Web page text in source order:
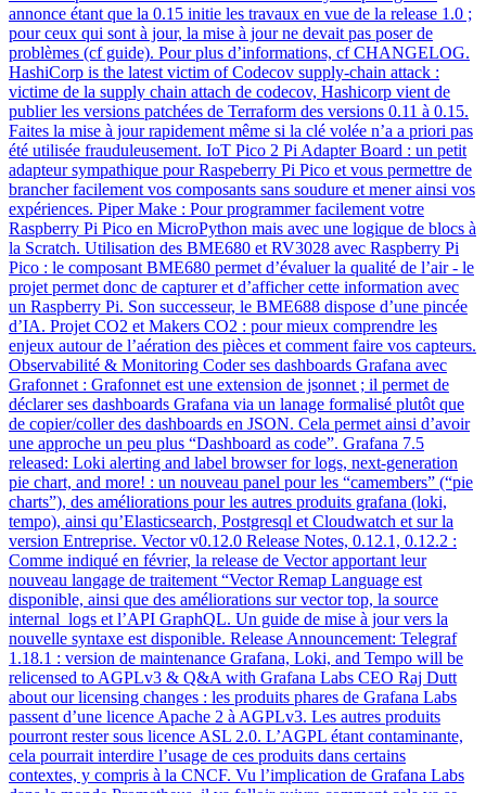
annonce étant que la 0.15 initie les travaux en vue de la release 1.0 ;
pour ceux qui sont à jour, la mise à jour ne devait pas poser de
problèmes (cf guide). Pour plus d’informations, cf CHANGELOG.
HashiCorp is the latest victim of Codecov supply-chain attack :
victime de la supply chain attach de codecov, Hashicorp vient de
publier les versions patchées de Terraform des versions 0.11 à 0.15.
Faites la mise à jour rapidement même si la clé volée n’a a priori pas
été utilisée frauduleusement. IoT Pico 2 Pi Adapter Board : un petit
adapteur sympathique pour Raspeberry Pi Pico et vous permettre de
brancher facilement vos composants sans soudure et mener ainsi vos
expériences. Piper Make : Pour programmer facilement votre
Raspberry Pi Pico en MicroPython mais avec une logique de blocs à
la Scratch. Utilisation des BME680 et RV3028 avec Raspberry Pi
Pico : le composant BME680 permet d’évaluer la qualité de l’air - le
projet permet donc de capturer et d’afficher cette information avec
un Raspberry Pi. Son successeur, le BME688 dispose d’une pincée
d’IA. Projet CO2 et Makers CO2 : pour mieux comprendre les
enjeux autour de l’aération des pièces et comment faire vos capteurs.
Observabilité & Monitoring Coder ses dashboards Grafana avec
Grafonnet : Grafonnet est une extension de jsonnet ; il permet de
déclarer ses dashboards Grafana via un lanage formalisé plutôt que
de copier/coller des dashboards en JSON. Cela permet ainsi d’avoir
une approche un peu plus “Dashboard as code”. Grafana 7.5
released: Loki alerting and label browser for logs, next-generation
pie chart, and more! : un nouveau panel pour les “camembers” (“pie
charts”), des améliorations pour les autres produits grafana (loki,
tempo), ainsi qu’Elasticsearch, Postgresql et Cloudwatch et sur la
version Entreprise. Vector v0.12.0 Release Notes, 0.12.1, 0.12.2 :
Comme indiqué en février, la release de Vector apportant leur
nouveau langage de traitement “Vector Remap Language est
disponible, ainsi que des améliorations sur vector top, la source
internal_logs et l’API GraphQL. Un guide de mise à jour vers la
nouvelle syntaxe est disponible. Release Announcement: Telegraf
1.18.1 : version de maintenance Grafana, Loki, and Tempo will be
relicensed to AGPLv3 & Q&A with Grafana Labs CEO Raj Dutt
about our licensing changes : les produits phares de Grafana Labs
passent d’une licence Apache 2 à AGPLv3. Les autres produits
pourront rester sous licence ASL 2.0. L’AGPL étant contaminante,
cela pourrait interdire l’usage de ces produits dans certains
contextes, y compris à la CNCF. Vu l’implication de Grafana Labs